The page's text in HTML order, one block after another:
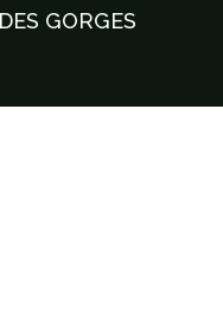
GORGES